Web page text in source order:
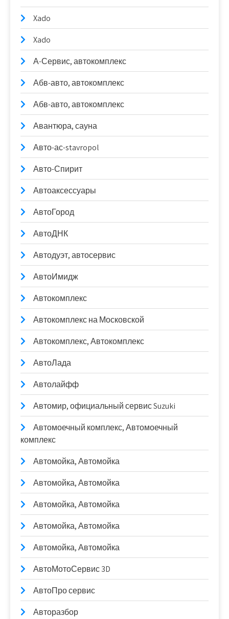
Xado
Xado
А-Сервис, автокомплекс
Абв-авто, автокомплекс
Абв-авто, автокомплекс
Авантюра, сауна
Авто-ас-stavropol
Авто-Спирит
Автоаксессуары
АвтоГород
АвтоДНК
Автодуэт, автосервис
АвтоИмидж
Автокомплекс
Автокомплекс на Московской
Автокомплекс, Автокомплекс
АвтоЛада
Автолайфф
Автомир, официальный сервис Suzuki
Автомоечный комплекс, Автомоечный
комплекс
Автомойка, Автомойка
Автомойка, Автомойка
Автомойка, Автомойка
Автомойка, Автомойка
Автомойка, Автомойка
АвтоМотоСервис 3D
АвтоПро сервис
Авторазбор